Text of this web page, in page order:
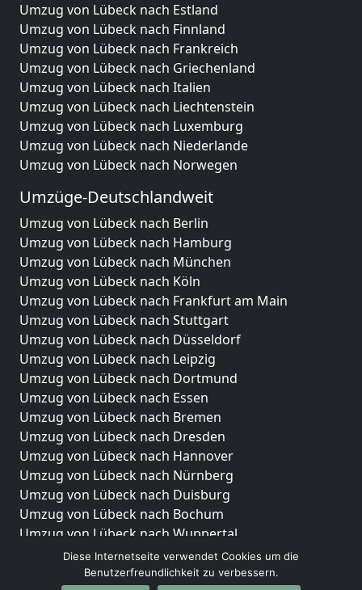
Umzug von Lübeck nach Estland
Umzug von Lübeck nach Finnland
Umzug von Lübeck nach Frankreich
Umzug von Lübeck nach Griechenland
Umzug von Lübeck nach Italien
Umzug von Lübeck nach Liechtenstein
Umzug von Lübeck nach Luxemburg
Umzug von Lübeck nach Niederlande
Umzug von Lübeck nach Norwegen
Umzüge-Deutschlandweit
Umzug von Lübeck nach Berlin
Umzug von Lübeck nach Hamburg
Umzug von Lübeck nach München
Umzug von Lübeck nach Köln
Umzug von Lübeck nach Frankfurt am Main
Umzug von Lübeck nach Stuttgart
Umzug von Lübeck nach Düsseldorf
Umzug von Lübeck nach Leipzig
Umzug von Lübeck nach Dortmund
Umzug von Lübeck nach Essen
Umzug von Lübeck nach Bremen
Umzug von Lübeck nach Dresden
Umzug von Lübeck nach Hannover
Umzug von Lübeck nach Nürnberg
Umzug von Lübeck nach Duisburg
Umzug von Lübeck nach Bochum
Umzug von Lübeck nach Wuppertal
Umzug von Lübeck nach Bielefeld
Umzug von Lübeck nach Bonn
Diese Internetseite verwendet Cookies um die
Benutzerfreundlichkeit zu verbessern.